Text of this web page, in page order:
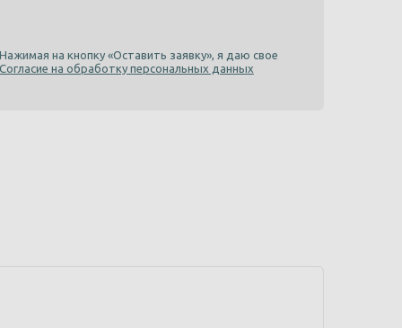
Нажимая на кнопку «Оставить заявку», я даю свое
Согласие на обработку персональных данных